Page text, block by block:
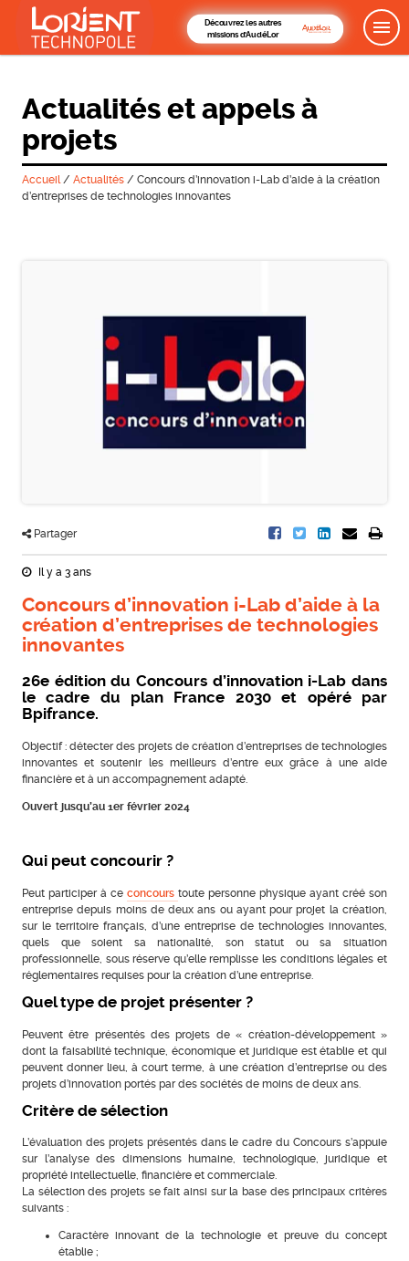
Découvrez les autres
missions d'AudéLor
Actualités et appels à
projets
Accueil/ Actualités/ Concours d’innovation i-Lab d’aide à la création
d’entreprises de technologies innovantes
Partager
Il y a 3 ans
Concours d’innovation i-Lab d’aide à la
création d’entreprises de technologies
innovantes
26e édition du Concours d’innovation i-Lab dans
le cadre du plan France 2030 et opéré par
Bpifrance.
Objectif : détecter des projets de création d’entreprises de technologies
innovantes et soutenir les meilleurs d’entre eux grâce à une aide
financière et à un accompagnement adapté.
Ouvert jusqu’au 1er février 2024
Qui peut concourir ?
Peut participer à ce concours toute personne physique ayant créé son
entreprise depuis moins de deux ans ou ayant pour projet la création,
sur le territoire français, d’une entreprise de technologies innovantes,
quels que soient sa nationalité, son statut ou sa situation
professionnelle, sous réserve qu’elle remplisse les conditions légales et
réglementaires requises pour la création d’une entreprise.
Quel type de projet présenter ?
Peuvent être présentés des projets de « création-développement »
dont la faisabilité technique, économique et juridique est établie et qui
peuvent donner lieu, à court terme, à une création d’entreprise ou des
projets d’innovation portés par des sociétés de moins de deux ans.
Critère de sélection
L’évaluation des projets présentés dans le cadre du Concours s’appuie
sur l’analyse des dimensions humaine, technologique, juridique et
propriété intellectuelle, financière et commerciale.
La sélection des projets se fait ainsi sur la base des principaux critères
suivants :
Caractère innovant de la technologie et preuve du concept
établie ;